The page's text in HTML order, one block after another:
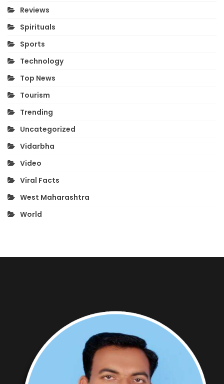
Reviews
Spirituals
Sports
Technology
Top News
Tourism
Trending
Uncategorized
Vidarbha
Video
Viral Facts
West Maharashtra
World